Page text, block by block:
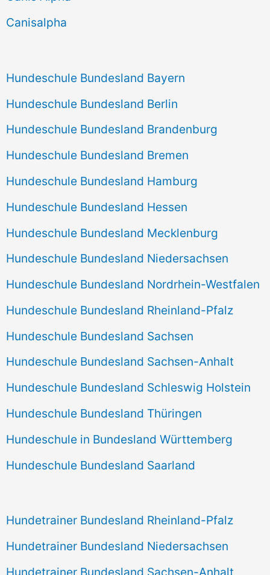
h
Canisalpha
Hundeschule Bundesland Bayern
Hundeschule Bundesland Berlin
Hundeschule Bundesland Brandenburg
Hundeschule Bundesland Bremen
Hundeschule Bundesland Hamburg
Hundeschule Bundesland Hessen
Hundeschule Bundesland Mecklenburg
Hundeschule Bundesland Niedersachsen
Hundeschule Bundesland Nordrhein-Westfalen
Hundeschule Bundesland Rheinland-Pfalz
Hundeschule Bundesland Sachsen
Hundeschule Bundesland Sachsen-Anhalt
Hundeschule Bundesland Schleswig Holstein
Hundeschule Bundesland Thüringen
Hundeschule in Bundesland Württemberg
Hundeschule Bundesland Saarland
Hundetrainer Bundesland Rheinland-Pfalz
Hundetrainer Bundesland Niedersachsen
Hundetrainer Bundesland Sachsen-Anhalt